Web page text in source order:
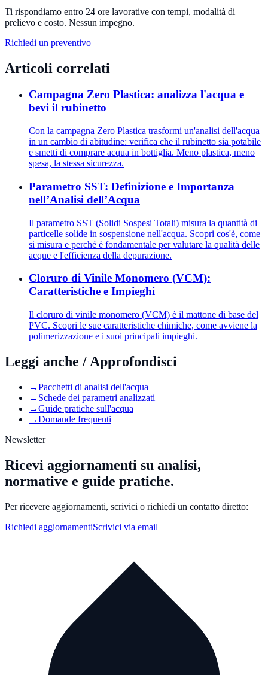
Ti rispondiamo entro 24 ore lavorative con tempi, modalità di
prelievo e costo. Nessun impegno.
Richiedi un preventivo
Articoli correlati
Campagna Zero Plastica: analizza l'acqua e
bevi il rubinetto
Con la campagna Zero Plastica trasformi un'analisi dell'acqua
in un cambio di abitudine: verifica che il rubinetto sia potabile
e smetti di comprare acqua in bottiglia. Meno plastica, meno
spesa, la stessa sicurezza.
Parametro SST: Definizione e Importanza
nell’Analisi dell’Acqua
Il parametro SST (Solidi Sospesi Totali) misura la quantità di
particelle solide in sospensione nell'acqua. Scopri cos'è, come
si misura e perché è fondamentale per valutare la qualità delle
acque e l'efficienza della depurazione.
Cloruro di Vinile Monomero (VCM):
Caratteristiche e Impieghi
Il cloruro di vinile monomero (VCM) è il mattone di base del
PVC. Scopri le sue caratteristiche chimiche, come avviene la
polimerizzazione e i suoi principali impieghi.
Leggi anche / Approfondisci
→Pacchetti di analisi dell'acqua
→ Schede dei parametri analizzati
→Guide pratiche sull'acqua
→Domande frequenti
Newsletter
Ricevi aggiornamenti su analisi,
normative e guide pratiche.
Per ricevere aggiornamenti, scrivici o richiedi un contatto diretto:
Richiedi aggiornamentiScrivici via email